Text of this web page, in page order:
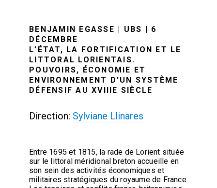
BENJAMIN EGASSE | UBS | 6
DÉCEMBRE
L’ÉTAT, LA FORTIFICATION ET LE
LITTORAL LORIENTAIS.
POUVOIRS, ÉCONOMIE ET
ENVIRONNEMENT D’UN SYSTÈME
DÉFENSIF AU XVIIIE SIÈCLE
Direction: Sylviane Llinares
Entre 1695 et 1815, la rade de Lorient située
sur le littoral méridional breton accueille en
son sein des activités économiques et
militaires stratégiques du royaume de France.